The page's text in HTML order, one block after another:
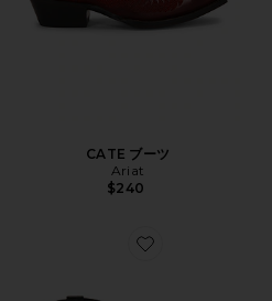
CATE ブーツ
Ariat
$240
Favorite CATE ブーツ